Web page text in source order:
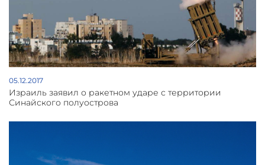
05.12.2017
Израиль заявил о ракетном ударе с территории
Синайского полуострова